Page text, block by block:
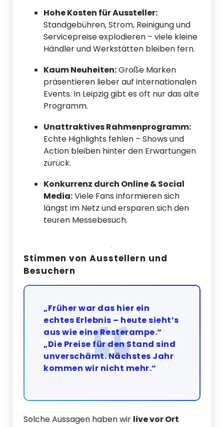
Hohe Kosten für Aussteller:
Standgebühren, Strom, Reinigung und
Servicepreise explodieren – viele kleine
Händler und Werkstätten bleiben fern.
Kaum Neuheiten:Große Marken
präsentieren lieber auf internationalen
Events. In Leipzig gibt es oft nur das alte
Programm.
Unattraktives Rahmenprogramm:
Echte Highlights fehlen – Shows und
Action bleiben hinter den Erwartungen
zurück.
Konkurrenz durch Online & Social
Media:Viele Fans informieren sich
längst im Netz und ersparen sich den
teuren Messebesuch.
Stimmen von Ausstellern und
Besuchern
„Früher war das hier ein
echtes Erlebnis – heute sieht’s
aus wie eine Resterampe.“
„Die Preise für den Stand sind
unverschämt. Nächstes Jahr
kommen wir nicht mehr.“
Solche Aussagen haben wir live vor Ort